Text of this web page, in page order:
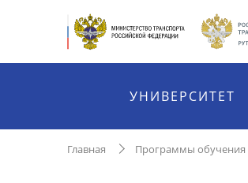
УНИВЕРСИТЕТ
Главная Программы обучения